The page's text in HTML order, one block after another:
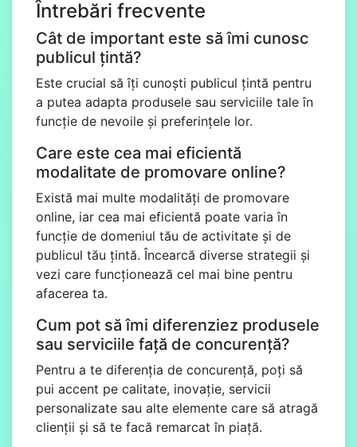
Întrebări frecvente
Cât de important este să îmi cunosc
publicul țintă?
Este crucial să îți cunoști publicul țintă pentru
a putea adapta produsele sau serviciile tale în
funcție de nevoile și preferințele lor.
Care este cea mai eficientă
modalitate de promovare online?
Există mai multe modalități de promovare
online, iar cea mai eficientă poate varia în
funcție de domeniul tău de activitate și de
publicul tău țintă. Încearcă diverse strategii și
vezi care funcționează cel mai bine pentru
afacerea ta.
Cum pot să îmi diferenziez produsele
sau serviciile față de concurență?
Pentru a te diferenția de concurență, poți să
pui accent pe calitate, inovație, servicii
personalizate sau alte elemente care să atragă
clienții și să te facă remarcat în piață.